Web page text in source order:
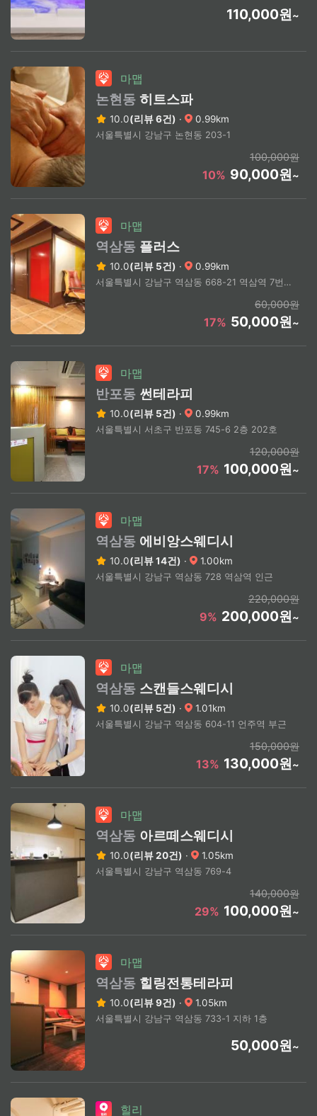
110,000원~
마맵
논현동 히트스파
10.0(리뷰 6건) · 0.99km
서울특별시 강남구 논현동 203-1
100,000원
10% 90,000원~
마맵
역삼동 플러스
10.0(리뷰 5건) · 0.99km
서울특별시 강남구 역삼동 668-21 역삼역 7번출구 도보2분
60,000원
17% 50,000원~
마맵
반포동 썬테라피
10.0(리뷰 5건) · 0.99km
서울특별시 서초구 반포동 745-6 2층 202호
120,000원
17% 100,000원~
마맵
역삼동 에비앙스웨디시
10.0(리뷰 14건) · 1.00km
서울특별시 강남구 역삼동 728 역삼역 인근
220,000원
9% 200,000원~
마맵
역삼동 스캔들스웨디시
10.0(리뷰 5건) · 1.01km
서울특별시 강남구 역삼동 604-11 언주역 부근
150,000원
13% 130,000원~
마맵
역삼동 아르떼스웨디시
10.0(리뷰 20건) · 1.05km
서울특별시 강남구 역삼동 769-4
140,000원
29% 100,000원~
마맵
역삼동 힐링전통테라피
10.0(리뷰 9건) · 1.05km
서울특별시 강남구 역삼동 733-1 지하 1층
50,000원~
힐리